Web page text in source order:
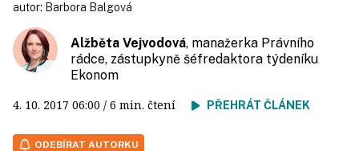
autor: Barbora Balgová
Alžběta Vejvodová, manažerka Právního
rádce, zástupkyně šéfredaktora týdeníku
Ekonom
4. 10. 2017 06:00 / 6 min. čtení PŘEHRÁT ČLÁNEK
ODEBÍRAT AUTORKU